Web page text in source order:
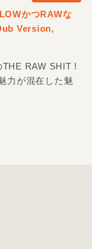
かつRAWな
Version,
RAW SHIT !
力が混在した魅